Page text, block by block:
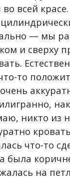
всей
— мы
и сверху
то
никто из
что-то
была
на